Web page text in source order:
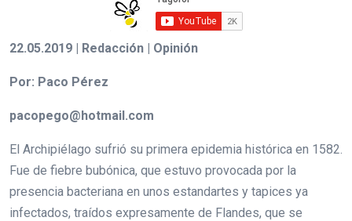
22.05.2019 | Redacción | Opinión
Por: Paco Pérez
pacopego@hotmail.com
El Archipiélago sufrió su primera epidemia histórica en 1582.
Fue de fiebre bubónica, que estuvo provocada por la
presencia bacteriana en unos estandartes y tapices ya
infectados, traídos expresamente de Flandes, que se